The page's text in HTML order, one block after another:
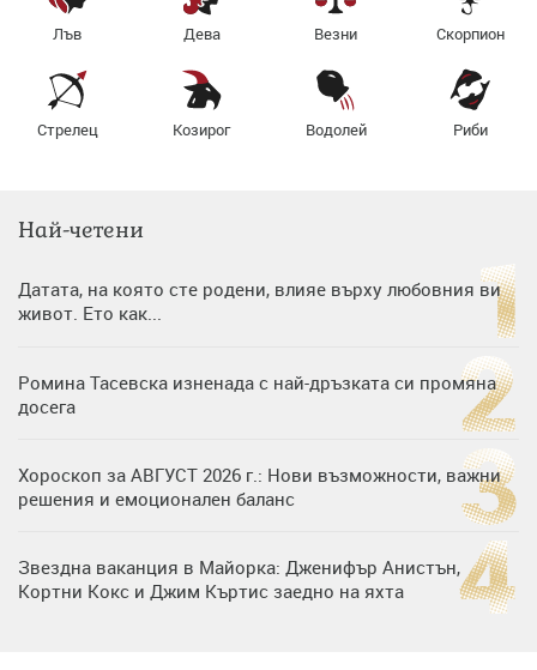
Лъв Дева Везни Скорпион
Стрелец Козирог Водолей Риби
Най-четени
Датата, на която сте родени, влияе върху любовния ви
живот. Ето как...
Ромина Тасевска изненада с най-дръзката си промяна
досега
Хороскоп за АВГУСТ 2026 г.: Нови възможности, важни
решения и емоционален баланс
Звездна ваканция в Майорка: Дженифър Анистън,
Кортни Кокс и Джим Къртис заедно на яхта